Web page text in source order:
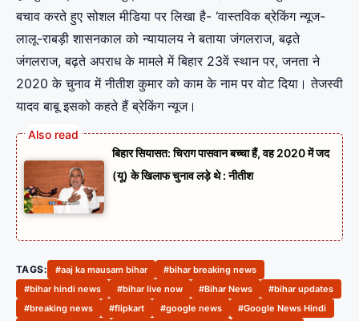
बचाव करते हुए सोशल मीडिया पर लिखा है- ‘वास्तविक ब्रेकिंग न्यूज-
लालू-राबड़ी शासनकाल को न्यायालय ने बताया जंगलराज, बढ़ते
जंगलराज, बढ़ते अपराध के मामले में बिहार 23वें स्थान पर, जनता ने
2020 के चुनाव में नीतीश कुमार को काम के नाम पर वोट दिया। तेजस्वी
यादव बाबू इसको कहते हैं ब्रेकिंग न्यूज।
बिहार सियासत: चिराग पासवान बच्चा हैं, वह 2020 में जद
(यू) के खिलाफ चुनाव लड़े थे : नीतीश
TAGS: #aaj ka mausam bihar
#bihar breaking news
#bihar hindi news
#bihar live now #Bihar News
#bihar updates
#breaking news
#flipkart #google news
#Google News Hindi